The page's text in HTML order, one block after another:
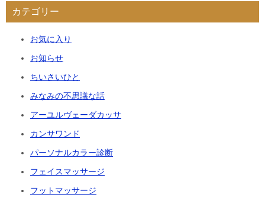
カテゴリー
お気に入り
お知らせ
ちいさいひと
みなみの不思議な話
アーユルヴェーダカッサ
カンサワンド
パーソナルカラー診断
フェイスマッサージ
フットマッサージ